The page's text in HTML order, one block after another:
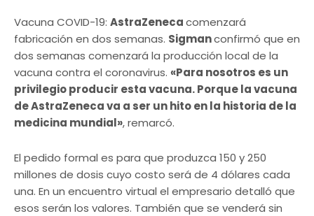
Vacuna COVID-19: AstraZenecacomenzará
fabricación en dos semanas. Sigmanconfirmó que en
dos semanas comenzará la producción local de la
vacuna contra el coronavirus. «Para nosotros es un
privilegio producir esta vacuna. Porque la vacuna
de AstraZeneca va a ser un hito en la historia de la
medicina mundial», remarcó.
El pedido formal es para que produzca 150 y 250
millones de dosis cuyo costo será de 4 dólares cada
una. En un encuentro virtual el empresario detalló que
esos serán los valores. También que se venderá sin